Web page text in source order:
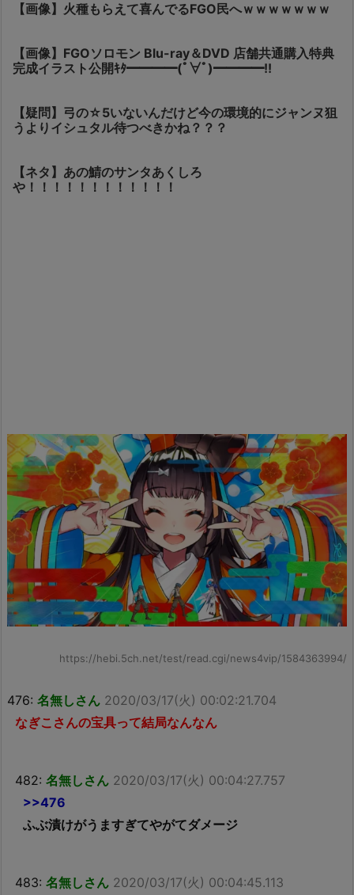
【画像】火種もらえて喜んでるFGO民へｗｗｗｗｗｗｗ
【画像】FGOソロモン Blu-ray＆DVD 店舗共通購入特典
完成イラスト公開ｷﾀ━━━━(ﾟ∀ﾟ)━━━━!!
【疑問】弓の☆5いないんだけど今の環境的にジャンヌ狙
うよりイシュタル待つべきかね？？？
【ネタ】あの鯖のサンタあくしろ
や！！！！！！！！！！！！
https://hebi.5ch.net/test/read.cgi/news4vip/1584363994/
476: 名無しさん 2020/03/17(火) 00:02:21.704
なぎこさんの宝具って結局なんなん
482: 名無しさん 2020/03/17(火) 00:04:27.757
>>476
ふぶ漬けがうますぎてやがてダメージ
483: 名無しさん 2020/03/17(火) 00:04:45.113